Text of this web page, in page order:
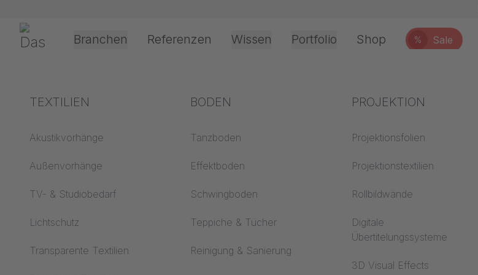
Gerriets Branchen
Theater & Kultur
Event &
Office & Interior
Referenzen Wissen
Begriffserklärungen
Akustik ABC
Boden ABC
Projektionsfolien ABC
Projektionstextilien
Verarbeitung &
Branchenwissen
Textilwissen
Akustikwissen
Projektionswissen
Portfolio
TEXTILIEN
Akustikvorhänge
Außenvorhänge
TV- & Studiobedarf
Lichtschutz
Transparente Textilien
BODEN
Tanzboden
Effektboden
Schwingboden
Teppiche & Tücher
Reinigung & Sanierung
PROJEKTION
Projektionsfolien
Projektionstextilien
Rollbildwände
Digitale
Übertitelungssysteme
3D Visual Effects
Shop % Sale